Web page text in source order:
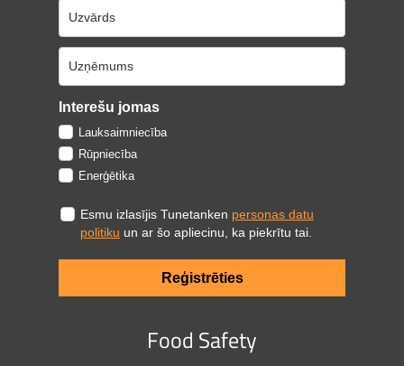
Interešu jomas
Lauksaimniecība
Rūpniecība
Enerģētika
Esmu izlasījis Tunetanken personas datu
politiku un ar šo apliecinu, ka piekrītu tai.
Reģistrēties
Food Safety